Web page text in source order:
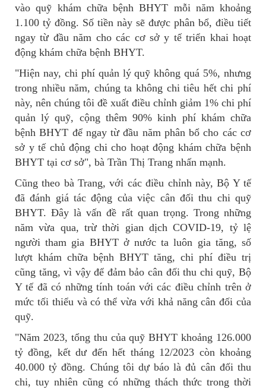
vào quỹ khám chữa bệnh BHYT mỗi năm khoảng
1.100 tỷ đồng. Số tiền này sẽ được phân bổ, điều tiết
ngay từ đầu năm cho các cơ sở y tế triển khai hoạt
động khám chữa bệnh BHYT.
"Hiện nay, chi phí quản lý quỹ không quá 5%, nhưng
trong nhiều năm, chúng ta không chi tiêu hết chi phí
này, nên chúng tôi đề xuất điều chỉnh giảm 1% chi phí
quản lý quỹ, cộng thêm 90% kinh phí khám chữa
bệnh BHYT để ngay từ đầu năm phân bổ cho các cơ
sở y tế chủ động chi cho hoạt động khám chữa bệnh
BHYT tại cơ sở", bà Trần Thị Trang nhấn mạnh.
Cũng theo bà Trang, với các điều chỉnh này, Bộ Y tế
đã đánh giá tác động của việc cân đối thu chi quỹ
BHYT. Đây là vấn đề rất quan trọng. Trong những
năm vừa qua, trừ thời gian dịch COVID-19, tỷ lệ
người tham gia BHYT ở nước ta luôn gia tăng, số
lượt khám chữa bệnh BHYT tăng, chi phí điều trị
cũng tăng, vì vậy để đảm bảo cân đối thu chi quỹ, Bộ
Y tế đã có những tính toán với các điều chỉnh trên ở
mức tối thiểu và có thể vừa với khả năng cân đối của
quỹ.
"Năm 2023, tổng thu của quỹ BHYT khoảng 126.000
tỷ đồng, kết dư đến hết tháng 12/2023 còn khoảng
40.000 tỷ đồng. Chúng tôi dự báo là đủ cân đối thu
chi, tuy nhiên cũng có những thách thức trong thời